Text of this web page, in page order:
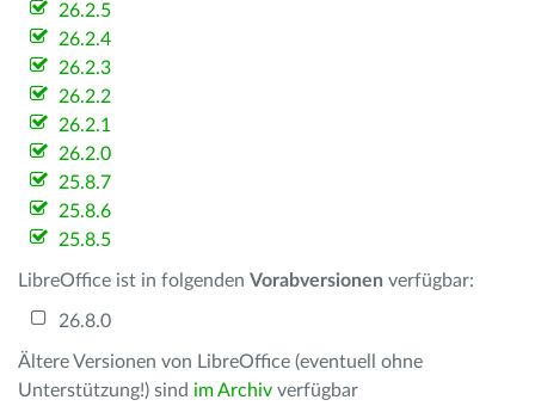
26.2.5
26.2.4
26.2.3
26.2.2
26.2.1
26.2.0
25.8.7
25.8.6
25.8.5
LibreOffice ist in folgenden Vorabversionen verfügbar:
26.8.0
Ältere Versionen von LibreOffice (eventuell ohne
Unterstützung!) sind im Archiv verfügbar